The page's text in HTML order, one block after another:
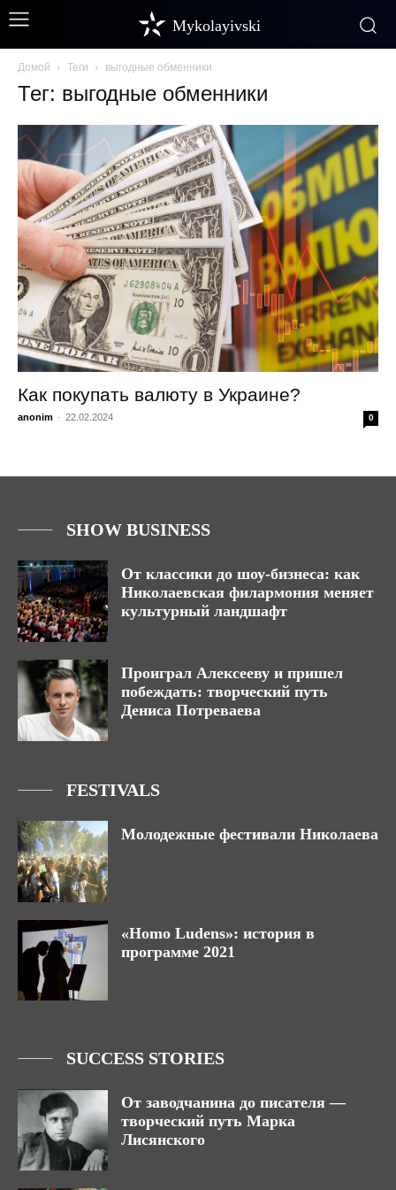
Mykolayivski
Домой Теги выгодные обменники
Тег: выгодные обменники
Как покупать валюту в Украине?
anonim - 22.02.2024 0
SHOW BUSINESS
От классики до шоу-бизнеса: как
Николаевская филармония меняет
культурный ландшафт
Проиграл Алексееву и пришел
побеждать: творческий путь
Дениса Потреваева
FESTIVALS
Молодежные фестивали Николаева
«Homo Ludens»: история в
программе 2021
SUCCESS STORIES
От заводчанина до писателя —
творческий путь Марка
Лисянского